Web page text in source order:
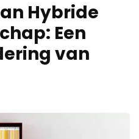
Hybride
Een
van